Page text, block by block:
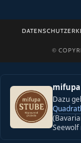
©
Dazu
Seewolf